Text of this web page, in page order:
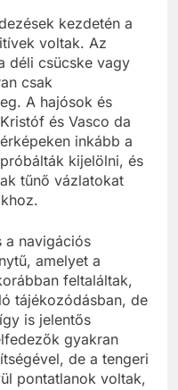
kezdetén a
voltak. Az
déli csücske vagy
csak
A hajósok és
és Vasco da
inkább a
kijelölni, és
tűnő vázlatokat
a navigációs
amelyet a
feltaláltak,
tájékozódásban, de
is jelentős
gyakran
de a tengeri
pontatlanok voltak,